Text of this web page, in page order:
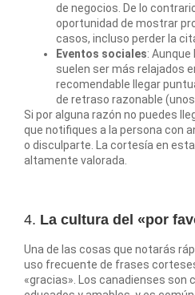
de negocios. De lo
oportunidad de mostrar
casos, incluso perder la
Eventos sociales:
suelen ser más relajados
recomendable llegar
de retraso razonable
Si por alguna razón no puedes
que notifiques a la persona con
o disculparte. La cortesía en
altamente valorada.
4. La cultura del «por
Una de las cosas que notarás
uso frecuente de frases
«gracias». Los canadienses son